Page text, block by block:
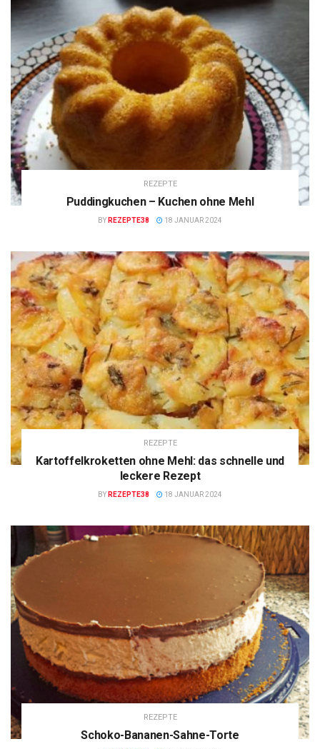
REZEPTE
Puddingkuchen – Kuchen ohne Mehl
BY REZEPTE38 18 JANUAR 2024
REZEPTE
Kartoffelkroketten ohne Mehl: das schnelle und
leckere Rezept
BY REZEPTE38 18 JANUAR 2024
REZEPTE
Schoko-Bananen-Sahne-Torte